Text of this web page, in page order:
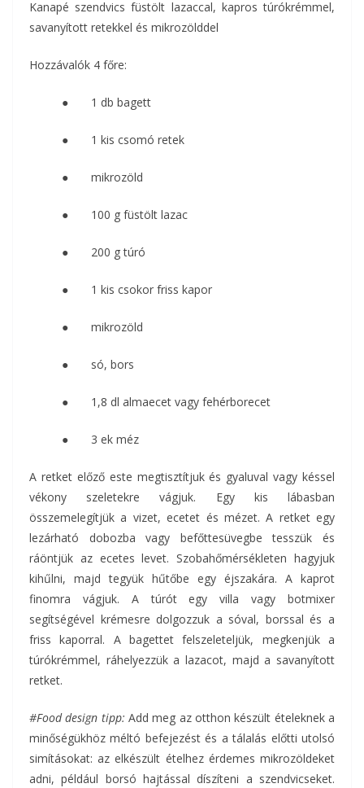
Kanapé szendvics füstölt lazaccal, kapros túrókrémmel,
savanyított retekkel és mikrozölddel
Hozzávalók 4 főre:
● 1 db bagett
● 1 kis csomó retek
● mikrozöld
● 100 g füstölt lazac
● 200 g túró
● 1 kis csokor friss kapor
● mikrozöld
● só, bors
● 1,8 dl almaecet vagy fehérborecet
● 3 ek méz
A retket előző este megtisztítjuk és gyaluval vagy késsel
vékony szeletekre vágjuk. Egy kis lábasban
összemelegítjük a vizet, ecetet és mézet. A retket egy
lezárható dobozba vagy befőttesüvegbe tesszük és
ráöntjük az ecetes levet. Szobahőmérsékleten hagyjuk
kihűlni, majd tegyük hűtőbe egy éjszakára. A kaprot
finomra vágjuk. A túrót egy villa vagy botmixer
segítségével krémesre dolgozzuk a sóval, borssal és a
friss kaporral. A bagettet felszeleteljük, megkenjük a
túrókrémmel, ráhelyezzük a lazacot, majd a savanyított
retket.
#Food design tipp: Add meg az otthon készült ételeknek a
minőségükhöz méltó befejezést és a tálalás előtti utolsó
simításokat: az elkészült ételhez érdemes mikrozöldeket
adni, például borsó hajtással díszíteni a szendvicseket.